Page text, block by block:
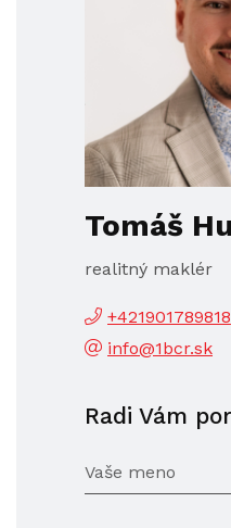
Tomáš
realitný maklér
+421901789818
info@1bcr.sk
Radi Vám
Vaše meno